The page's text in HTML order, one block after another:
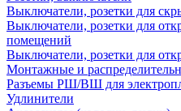
Выключатели, розетки для
Выключатели, розетки для
помещений
Выключатели, розетки для
Монтажные и
Разъемы РШ/ВШ для
Удлинители